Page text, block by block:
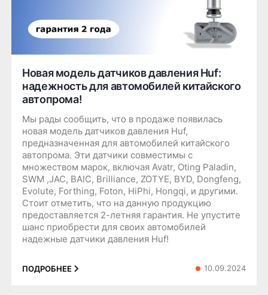
Новая модель датчиков давления Huf:
надежность для автомобилей китайского
автопрома!
Мы рады сообщить, что в продаже появилась
новая модель датчиков давления Huf,
предназначенная для автомобилей китайского
автопрома. Эти датчики совместимы с
множеством марок, включая Avatr, Oting Paladin,
SWM ,JAC, BAIC, Brilliance, ZOTYE, BYD, Dongfeng,
Evolute, Forthing, Foton, HiPhi, Hongqi, и другими.
Стоит отметить, что на данную продукцию
предоставляется 2-летняя гарантия. Не упустите
шанс приобрести для своих автомобилей
надежные датчики давления Huf!
ПОДРОБНЕЕ 10.09.2024